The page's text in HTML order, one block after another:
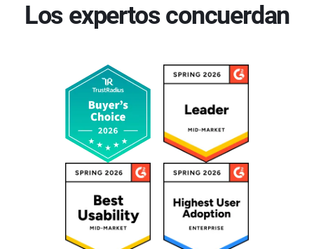
Los expertos concuerdan